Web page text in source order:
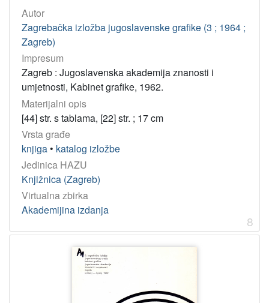
Autor
Zagrebačka izložba jugoslavenske grafike (3 ; 1964 ;
Zagreb)
Impresum
Zagreb : Jugoslavenska akademija znanosti i
umjetnosti, Kabinet grafike, 1962.
Materijalni opis
[44] str. s tablama, [22] str. ; 17 cm
Vrsta građe
knjiga • katalog izložbe
Jedinica HAZU
Knjižnica (Zagreb)
Virtualna zbirka
Akademijina izdanja
8